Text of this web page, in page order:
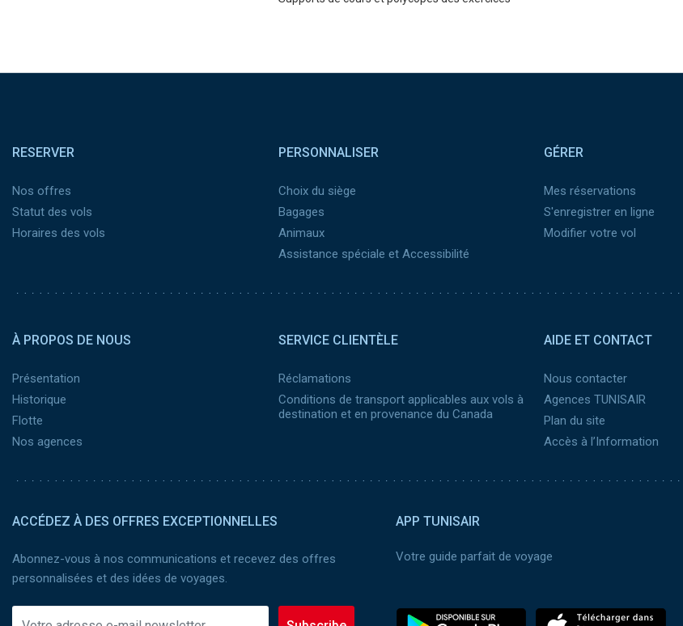
RESERVER
Nos offres
Statut des vols
Horaires des vols
PERSONNALISER
Choix du siège
Bagages
Animaux
Assistance spéciale et Accessibilité
GÉRER
Mes réservations
S'enregistrer en ligne
Modifier votre vol
À PROPOS DE NOUS
Présentation
Historique
Flotte
Nos agences
SERVICE CLIENTÈLE
Réclamations
Conditions de transport applicables aux vols à
destination et en provenance du Canada
AIDE ET CONTACT
Nous contacter
Agences TUNISAIR
Plan du site
Accès à l’Information
ACCÉDEZ À DES OFFRES EXCEPTIONNELLES
Abonnez-vous à nos communications et recevez des offres
personnalisées et des idées de voyages.
APP TUNISAIR
Votre guide parfait de voyage